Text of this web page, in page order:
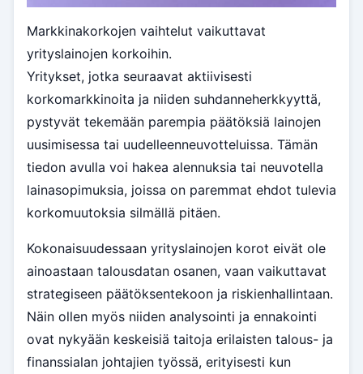
Markkinakorkojen vaihtelut vaikuttavat
yrityslainojen korkoihin.
Yritykset, jotka seuraavat aktiivisesti
korkomarkkinoita ja niiden suhdanneherkkyyttä,
pystyvät tekemään parempia päätöksiä lainojen
uusimisessa tai uudelleenneuvotteluissa. Tämän
tiedon avulla voi hakea alennuksia tai neuvotella
lainasopimuksia, joissa on paremmat ehdot tulevia
korkomuutoksia silmällä pitäen.
Kokonaisuudessaan yrityslainojen korot eivät ole
ainoastaan talousdatan osanen, vaan vaikuttavat
strategiseen päätöksentekoon ja riskienhallintaan.
Näin ollen myös niiden analysointi ja ennakointi
ovat nykyään keskeisiä taitoja erilaisten talous- ja
finanssialan johtajien työssä, erityisesti kun